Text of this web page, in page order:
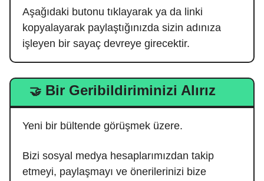
Aşağıdaki butonu tıklayarak ya da linki
kopyalayarak paylaştığınızda sizin adınıza
işleyen bir sayaç devreye girecektir.
🤝 Bir Geribildiriminizi Alırız
Yeni bir bültende görüşmek üzere.
Bizi sosyal medya hesaplarımızdan takip
etmeyi, paylaşmayı ve önerilerinizi bize